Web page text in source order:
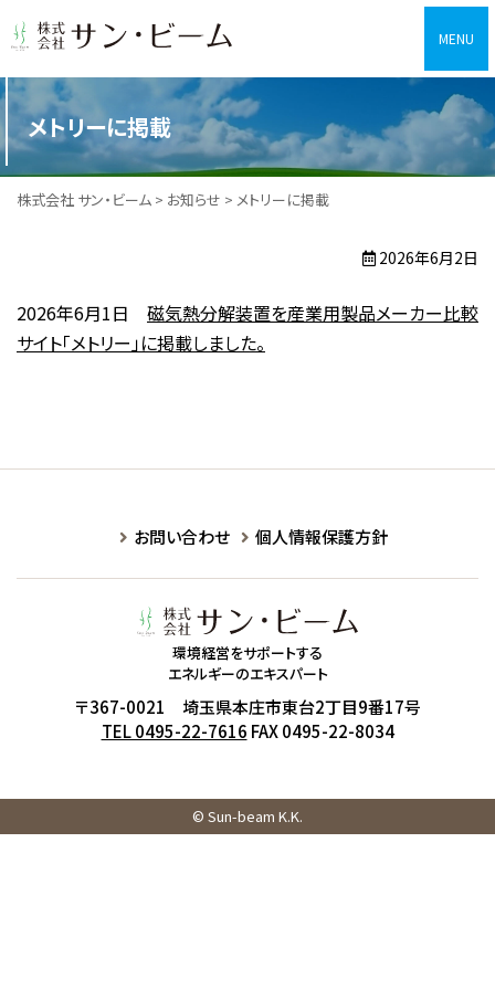
メトリーに掲載
株式会社 サン・ビーム > お知らせ > メトリーに掲載
2026年6月2日
2026年6月1日 磁気熱分解装置を産業用製品メーカー比較
サイト「メトリー」に掲載しました。
お問い合わせ 個人情報保護方針
環境経営をサポートする
エネルギーのエキスパート
〒367-0021 埼玉県本庄市東台2丁目9番17号
TEL 0495-22-7616 FAX 0495-22-8034
© Sun-beam K.K.